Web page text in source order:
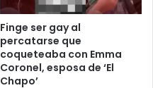
Finge ser gay al
percatarse que
coqueteaba con Emma
Coronel, esposa de ‘El
Chapo’